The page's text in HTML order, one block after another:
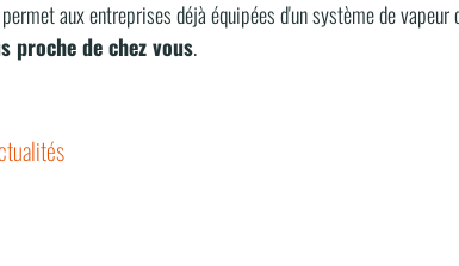
aux entreprises déjà équipées d'un système de vapeur
proche de chez vous.